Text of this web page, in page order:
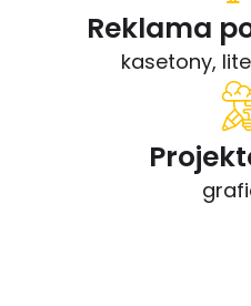
Reklama
kasetony,